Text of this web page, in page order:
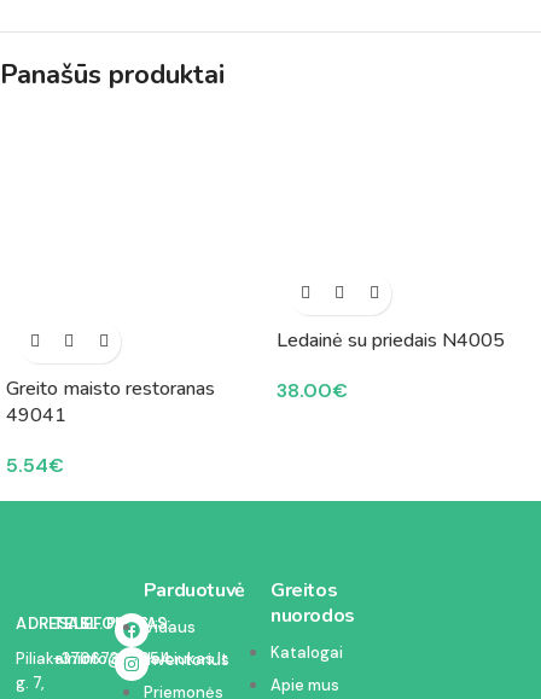
Panašūs produktai
Greito maisto restoranas
49041
5.54€
Ledainė su priedais N4005
38.00€
ADRESAS:
Piliakalnio
g. 7,
TELEFONAS:
+37067350054
EL. PAŠTAS:
info@kodelciukas.lt
Parduotuvė
Vidaus
inventorius
Priemonės
Greitos
nuorodos
Katalogai
Apie mus